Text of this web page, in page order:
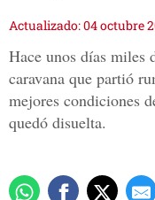
Actualizado: 04 octubre
Hace unos días miles
caravana que partió
mejores condiciones
quedó disuelta.